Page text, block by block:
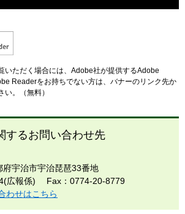
いただく場合には、Adobe社が提供するAdobe
Readerをお持ちでない方は、バナーのリンク先か
い。（無料）
するお問い合わせ先
府宇治市宇治琵琶33番地
広報係)
Fax：0774-20-8779
わせはこちら